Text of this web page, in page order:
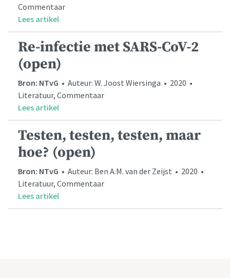
Commentaar
Lees artikel
Re-infectie met SARS-CoV-2
(open)
Bron: NTvG • Auteur: W. Joost Wiersinga • 2020 •
Literatuur, Commentaar
Lees artikel
Testen, testen, testen, maar
hoe? (open)
Bron: NTvG • Auteur: Ben A.M. van der Zeijst • 2020 •
Literatuur, Commentaar
Lees artikel